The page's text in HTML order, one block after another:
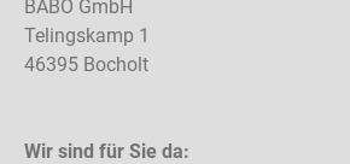
BABO GmbH
Telingskamp 1
46395 Bocholt
Wir sind für Sie da: